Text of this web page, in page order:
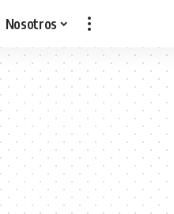
Nosotros